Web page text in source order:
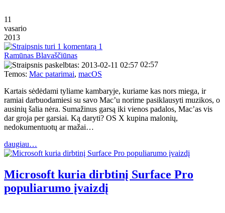
11
vasario
2013
1
Ramūnas Blavaščiūnas
02:57
Temos: Mac patarimai, macOS
Kartais sėdėdami tyliame kambaryje, kuriame kas nors miega, ir
ramiai darbuodamiesi su savo Mac’u norime pasiklausyti muzikos, o
ausinių šalia nėra. Sumažinus garsą iki vienos padalos, Mac’as vis
dar groja per garsiai. Ką daryti? OS X kupina malonių,
nedokumentuotų ar mažai…
daugiau…
Microsoft kuria dirbtinį Surface Pro
populiarumo įvaizdį